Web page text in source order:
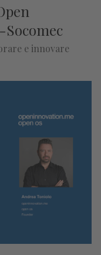
e innovare